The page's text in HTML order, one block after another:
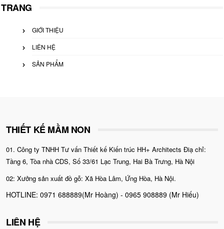
TRANG
GIỚI THIỆU
LIÊN HỆ
SẢN PHẨM
THIẾT KẾ MẦM NON
01. Công ty TNHH Tư vấn Thiết kế Kiến trúc HH+ Architects Điạ chỉ:
Tầng 6, Tòa nhà CDS, Số 33/61 Lạc Trung, Hai Bà Trưng, Hà Nội
02: Xưởng sản xuất đồ gỗ: Xã Hòa Lâm, Ứng Hòa, Hà Nội.
HOTLINE: 0971 688889(Mr Hoàng) - 0965 908889 (Mr Hiếu)
LIÊN HỆ